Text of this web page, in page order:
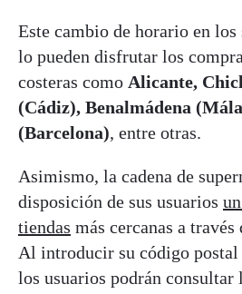
Este cambio de horario en los
lo pueden disfrutar los
costeras como Alicante,
(Cádiz), Benalmádena
(Barcelona), entre otras.
Asimismo, la cadena de
disposición de sus usuarios
tiendas más cercanas a través
Al introducir su código
los usuarios podrán consultar